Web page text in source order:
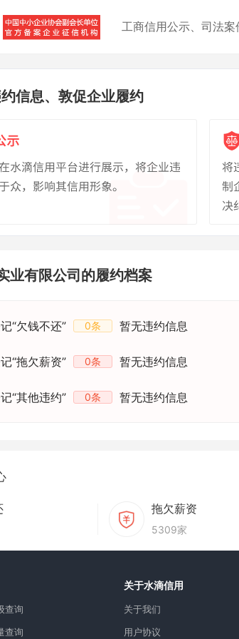
工商信用公示、司法
信息、敦促企业履约
业有限公司的履约档案
“欠钱不还” 0条 暂无违约信息
“拖欠薪资” 0条 暂无违约信息
“其他违约” 0条 暂无违约信息
拖欠薪资
5309家
查询
查询
关于水滴信用
关于我们
用户协议